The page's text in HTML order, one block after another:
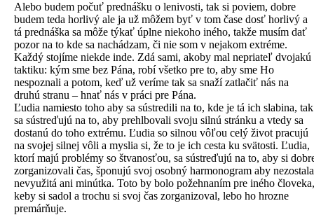
Alebo budem počuť prednášku o lenivosti, tak si poviem, dobre
budem teda horlivý ale ja už môžem byť v tom čase dosť horlivý a
tá prednáška sa môže týkať úplne niekoho iného, takže musím dať
pozor na to kde sa nachádzam, či nie som v nejakom extréme.
Každý stojíme niekde inde. Zdá sami, akoby mal nepriateľ dvojakú
taktiku: kým sme bez Pána, robí všetko pre to, aby sme Ho
nespoznali a potom, keď už veríme tak sa snaží zatlačiť nás na
druhú stranu – hnať nás v práci pre Pána.
Ľudia namiesto toho aby sa sústredili na to, kde je tá ich slabina, tak
sa sústreďujú na to, aby prehlbovali svoju silnú stránku a vtedy sa
dostanú do toho extrému. Ľudia so silnou vôľou celý život pracujú
na svojej silnej vôli a myslia si, že to je ich cesta ku svätosti. Ľudia,
ktorí majú problémy so štvanosťou, sa sústreďujú na to, aby si
zorganizovali čas, šponujú svoj osobný harmonogram aby nezostala
nevyužitá ani minútka. Toto by bolo požehnaním pre iného človeka,
keby si sadol a trochu si svoj čas zorganizoval, lebo ho hrozne
premárňuje.